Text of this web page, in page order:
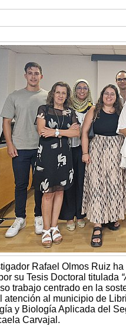
Rafael Olmos Ruiz
su Tesis Doctoral titulada
trabajo centrado en la
atención al municipio de
y Biología Aplicada del
Carvajal.